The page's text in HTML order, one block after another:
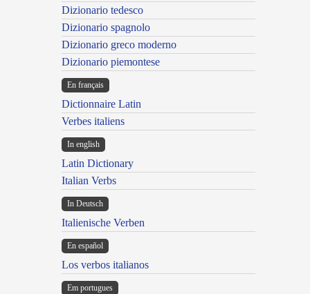
Dizionario tedesco
Dizionario spagnolo
Dizionario greco moderno
Dizionario piemontese
En français
Dictionnaire Latin
Verbes italiens
In english
Latin Dictionary
Italian Verbs
In Deutsch
Italienische Verben
En español
Los verbos italianos
Em portugues